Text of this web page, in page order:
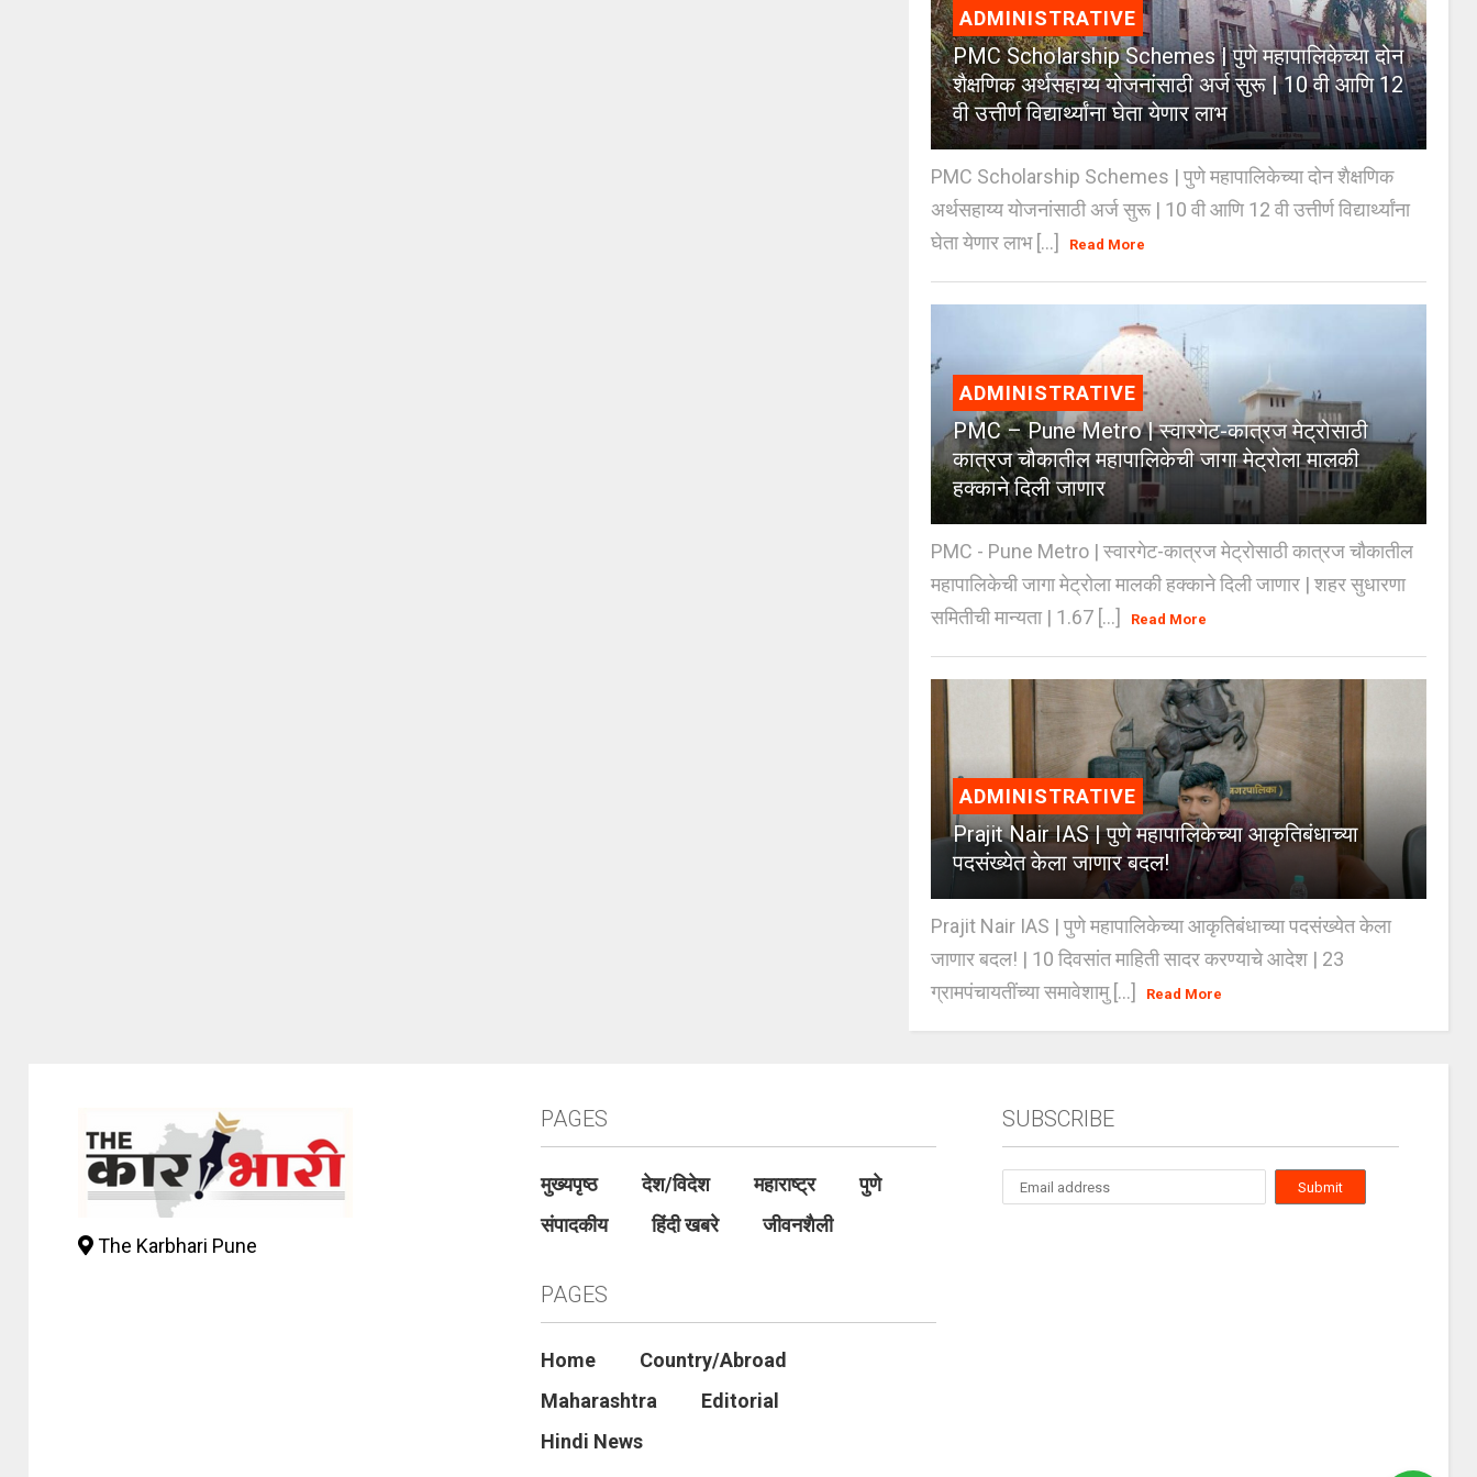
ADMINISTRATIVE
PMC Scholarship Schemes | पुणे महापालिकेच्या दोन
शैक्षणिक अर्थसहाय्य योजनांसाठी अर्ज सुरू | 10 वी आणि 12
वी उत्तीर्ण विद्यार्थ्यांना घेता येणार लाभ
PMC Scholarship Schemes | पुणे महापालिकेच्या दोन शैक्षणिक
अर्थसहाय्य योजनांसाठी अर्ज सुरू | 10 वी आणि 12 वी उत्तीर्ण विद्यार्थ्यांना
घेता येणार लाभ [...]
Read More
ADMINISTRATIVE
PMC – Pune Metro | स्वारगेट-कात्रज मेट्रोसाठी
कात्रज चौकातील महापालिकेची जागा मेट्रोला मालकी
हक्काने दिली जाणार
PMC - Pune Metro | स्वारगेट-कात्रज मेट्रोसाठी कात्रज चौकातील
महापालिकेची जागा मेट्रोला मालकी हक्काने दिली जाणार | शहर सुधारणा
समितीची मान्यता | 1.67 [...]
Read More
ADMINISTRATIVE
Prajit Nair IAS | पुणे महापालिकेच्या आकृतिबंधाच्या
पदसंख्येत केला जाणार बदल!
Prajit Nair IAS | पुणे महापालिकेच्या आकृतिबंधाच्या पदसंख्येत केला
जाणार बदल! | 10 दिवसांत माहिती सादर करण्याचे आदेश | 23
ग्रामपंचायतींच्या समावेशामु [...]
Read More
The Karbhari Pune
PAGES
मुख्यपृष्ठ देश/विदेश महाराष्ट्र
पुणे
संपादकीय
हिंदी खबरे जीवनशैली
PAGES
Home
Country/Abroad
Maharashtra
Editorial
Hindi News
SUBSCRIBE